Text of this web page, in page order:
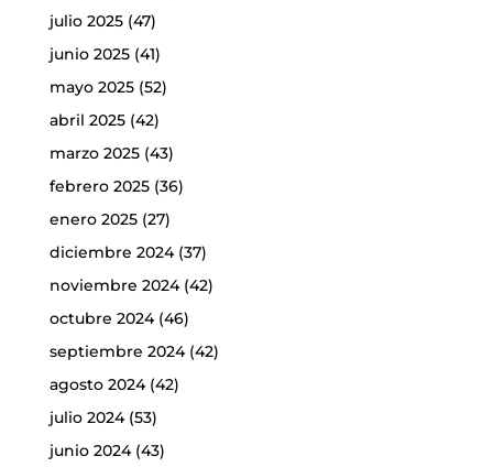
julio 2025(47)
junio 2025(41)
mayo 2025(52)
abril 2025(42)
marzo 2025(43)
febrero 2025(36)
enero 2025(27)
diciembre 2024(37)
noviembre 2024(42)
octubre 2024(46)
septiembre 2024(42)
agosto 2024(42)
julio 2024(53)
junio 2024(43)